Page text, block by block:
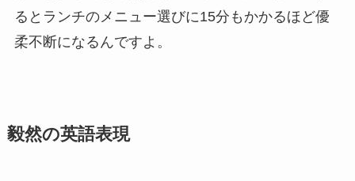
るとランチのメニュー選びに15分もかかるほど優
柔不断になるんですよ。
毅然の英語表現